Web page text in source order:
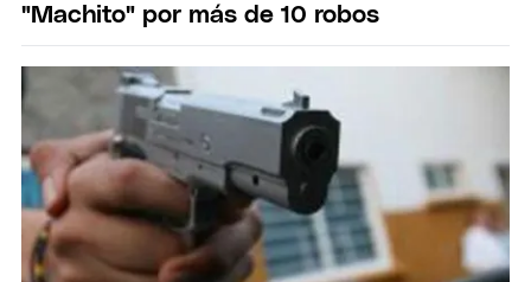
"Machito" por más de 10 robos